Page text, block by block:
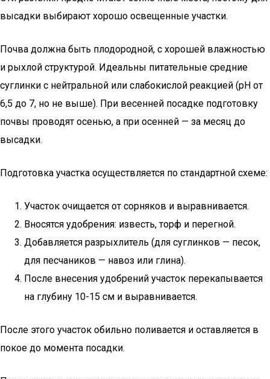
высадки выбирают хорошо освещенные участки.
Почва должна быть плодородной, с хорошей влажностью
и рыхлой структурой. Идеальны питательные средние
суглинки с нейтральной или слабокислой реакцией (рН от
6,5 до 7, но не выше). При весенней посадке подготовку
почвы проводят осенью, а при осенней — за месяц до
высадки.
Подготовка участка осуществляется по стандартной схеме:
Участок очищается от сорняков и выравнивается.
Вносятся удобрения: известь, торф и перегной.
Добавляется разрыхлитель (для суглинков — песок,
для песчаников — навоз или глина).
После внесения удобрений участок перекапывается
на глубину 10-15 см и выравнивается.
После этого участок обильно поливается и оставляется в
покое до момента посадки.